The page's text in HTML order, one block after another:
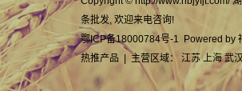
条批发, 欢迎来电咨询!
鄂ICP备18000784号-1 Powered by
热推产品 | 主营区域： 江苏 上海 武汉